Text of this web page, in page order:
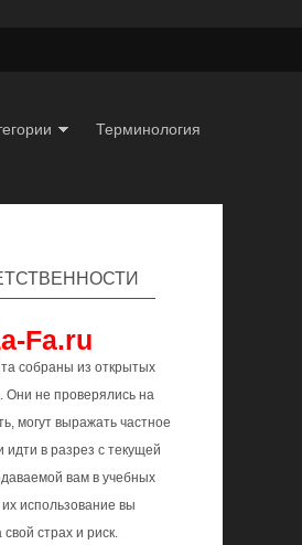
Терминология
Fa.ru
собраны из открытых
Они не проверялись на
могут выражать частное
в разрез с текущей
вам в учебных
использование вы
страх и риск.